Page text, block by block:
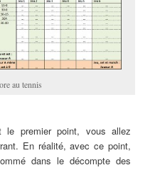
au tennis
le premier point, vous allez
En réalité, avec ce point,
dans le décompte des